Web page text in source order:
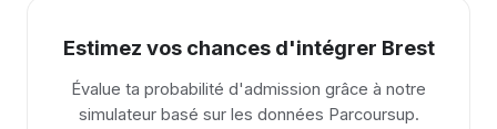
Estimez vos chances d'intégrer Brest
Évalue ta probabilité d'admission grâce à notre
simulateur basé sur les données Parcoursup.